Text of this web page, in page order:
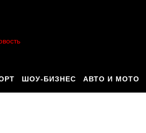
ШОУ-БИЗНЕС АВТО И МОТО